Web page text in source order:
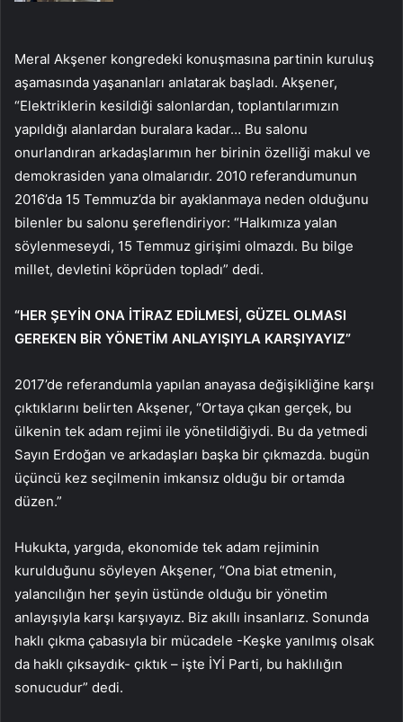
Meral Akşener kongredeki konuşmasına partinin kuruluş
aşamasında yaşananları anlatarak başladı. Akşener,
“Elektriklerin kesildiği salonlardan, toplantılarımızın
yapıldığı alanlardan buralara kadar… Bu salonu
onurlandıran arkadaşlarımın her birinin özelliği makul ve
demokrasiden yana olmalarıdır. 2010 referandumunun
2016’da 15 Temmuz’da bir ayaklanmaya neden olduğunu
bilenler bu salonu şereflendiriyor: “Halkımıza yalan
söylenmeseydi, 15 Temmuz girişimi olmazdı. Bu bilge
millet, devletini köprüden topladı” dedi.
“HER ŞEYİN ONA İTİRAZ EDİLMESİ, GÜZEL OLMASI
GEREKEN BİR YÖNETİM ANLAYIŞIYLA KARŞIYAYIZ”
2017’de referandumla yapılan anayasa değişikliğine karşı
çıktıklarını belirten Akşener, “Ortaya çıkan gerçek, bu
ülkenin tek adam rejimi ile yönetildiğiydi. Bu da yetmedi
Sayın Erdoğan ve arkadaşları başka bir çıkmazda. bugün
üçüncü kez seçilmenin imkansız olduğu bir ortamda
düzen.”
Hukukta, yargıda, ekonomide tek adam rejiminin
kurulduğunu söyleyen Akşener, “Ona biat etmenin,
yalancılığın her şeyin üstünde olduğu bir yönetim
anlayışıyla karşı karşıyayız. Biz akıllı insanlarız. Sonunda
haklı çıkma çabasıyla bir mücadele -Keşke yanılmış olsak
da haklı çıksaydık- çıktık – işte İYİ Parti, bu haklılığın
sonucudur” dedi.